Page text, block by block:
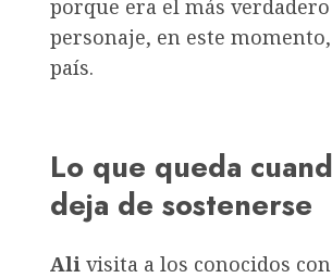
porque era el más
personaje, en este
país.
Lo que queda
deja de sostenerse
Ali visita a los conocidos